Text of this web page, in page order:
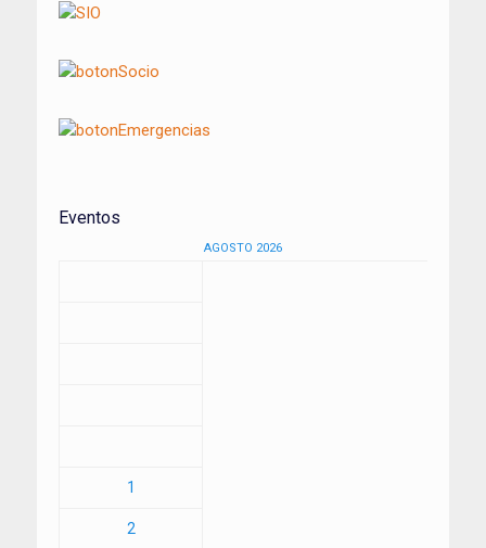
Eventos
AGOSTO 2026
1
2